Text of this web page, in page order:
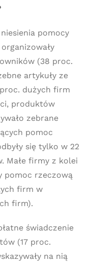
pomocy
(38 proc.
artykuły ze
dużych firm
produktów
zebrane
pomoc
się tylko w 22
Małe firmy z kolei
pomoc rzeczową
firm w
firm).
świadczenie
(17 proc.
na nią